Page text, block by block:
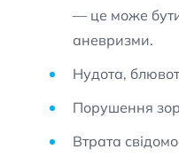
— це може
аневризми.
Нудота,
Порушення
Втрата